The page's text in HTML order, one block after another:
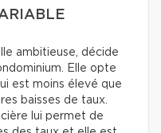
ambitieuse, décide
Elle opte
est moins élevé que
baisses de taux.
lui permet de